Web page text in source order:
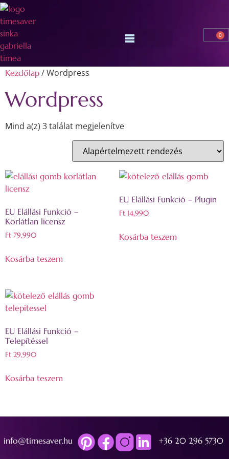
0
Kezdőlap / Wordpress
Wordpress
Mind a(z) 3 találat megjelenítve
EU Elállási Funkció –
Korlátlan licensz
Ft 79,990
Kosárba teszem
EU Elállási Funkció – Plugin
Ft14,990
Kosárba teszem
EU Elállási Funkció –
Telepítéssel
Ft 29,990
Kosárba teszem
info@timesaver.hu +36 20 296 5730